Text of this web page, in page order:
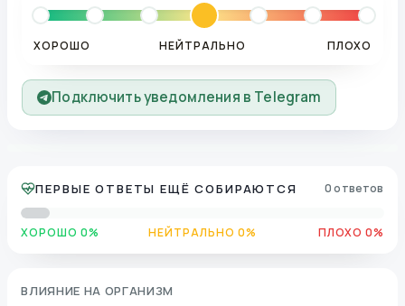
ХОРОШО НЕЙТРАЛЬНО ПЛОХО
Подключить уведомления в Telegram
ПЕРВЫЕ ОТВЕТЫ ЕЩЁ СОБИРАЮТСЯ 0 ответов
ХОРОШО 0% НЕЙТРАЛЬНО 0% ПЛОХО 0%
ВЛИЯНИЕ НА ОРГАНИЗМ